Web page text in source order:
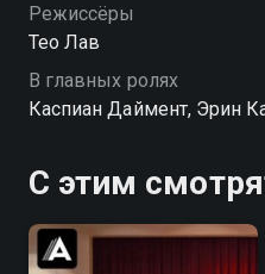
Режиссёры
Тео Лав
В главных ролях
Каспиан Даймент, Эрин
С этим